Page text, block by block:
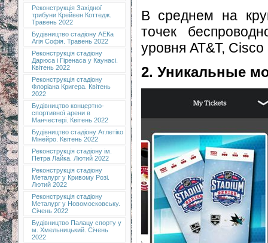
Реконструкція Західної
трибуни Крейвен Коттедж.
Травень 2022
Будівництво стадіону АЕКа
Агія Софія. Травень 2022
Реконструкція стадіону
Дарюса і Гіренаса у Каунасі.
Квітень 2022
Реконструкція стадіону
Флоріана Кригера. Квітень
2022
Будівництво концертно-
спортивної арени в
Манчестері. Квітень 2022
Будівництво стадіону Атлетіко
Мінейро. Квітень 2022
Реконструкція стадіону ім.
Петра Лайка. Лютий 2022
Реконструкція стадіону
Металург у Кривому Розі.
Лютий 2022
Реконструкція стадіону
Металург у Новомосковську.
Січень 2022
Будівництво Палацу спорту у
м. Хмельницький. Січень
2022
В среднем на
точек
уровня AT&T,
2. Уникальные